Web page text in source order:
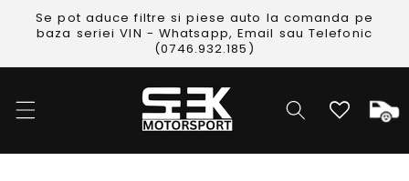
Skip to
content
Se pot aduce filtre si piese auto la comanda pe
baza seriei VIN - Whatsapp, Email sau Telefonic
(0746.932.185)
Cos